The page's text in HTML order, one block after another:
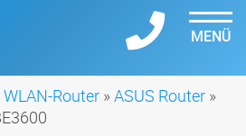
MENÜ
WLAN-Router »ASUS Router »